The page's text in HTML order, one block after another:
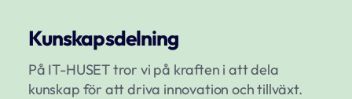
Kunskapsdelning
På IT-HUSET tror vi på kraften i att dela
kunskap för att driva innovation och tillväxt.